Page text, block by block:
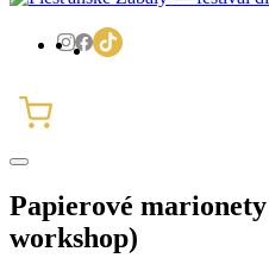
Papierové
workshop)